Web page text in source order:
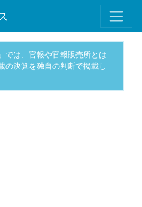
では、官報や官報販売所とは
の決算を独自の判断で掲載し